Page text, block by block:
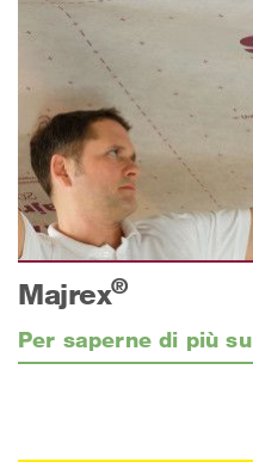
Majrex®
Per saperne di più